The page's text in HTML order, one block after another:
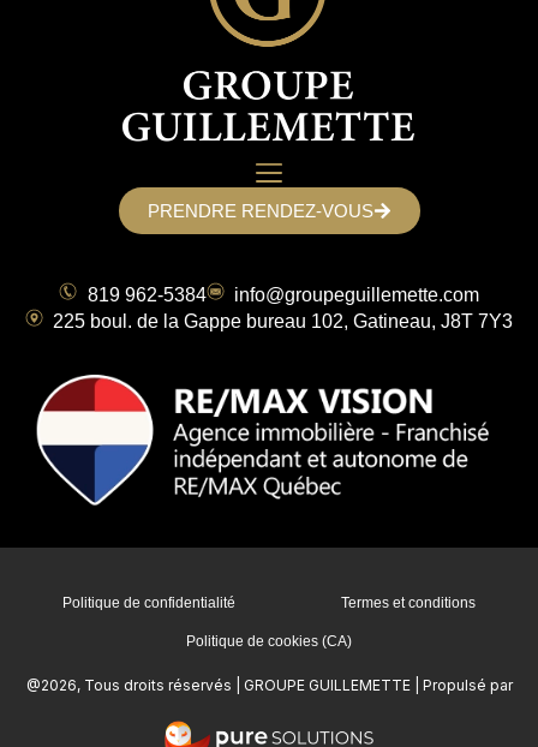
PRENDRE RENDEZ-VOUS
819 962-5384
info@groupeguillemette.com
225 boul. de la Gappe bureau 102, Gatineau, J8T 7Y3
Politique de confidentialité Termes et conditions
Politique de cookies (CA)
@2026, Tous droits réservés | GROUPE GUILLEMETTE | Propulsé par